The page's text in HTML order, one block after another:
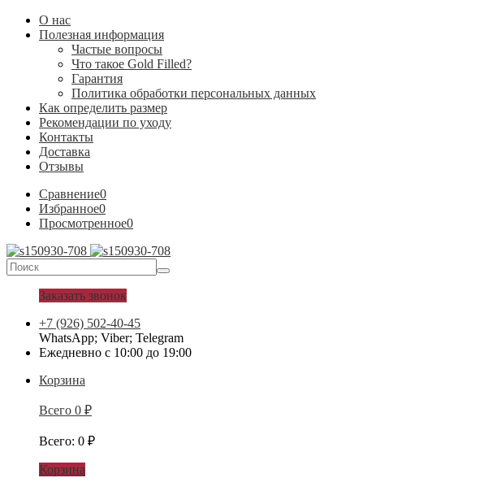
О нас
Полезная информация
Частые вопросы
Что такое Gold Filled?
Гарантия
Политика обработки персональных данных
Как определить размер
Рекомендации по уходу
Контакты
Доставка
Отзывы
Сравнение0
Избранное0
Просмотренное0
Заказать звонок
+7 (926) 502-40-45
WhatsApp; Viber; Telegram
Ежедневно с 10:00 до 19:00
Корзина
Всего 0 ₽
Всего: 0 ₽
Корзина